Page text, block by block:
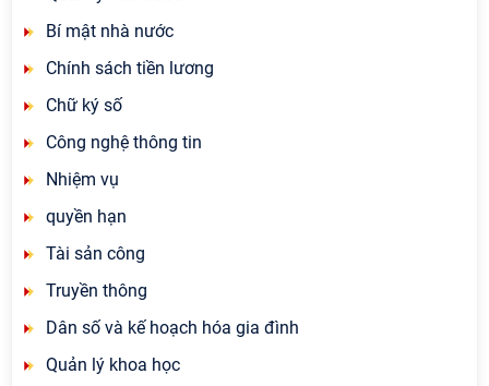
Bí mật nhà nước
Chính sách tiền lương
Chữ ký số
Công nghệ thông tin
Nhiệm vụ
quyền hạn
Tài sản công
Truyền thông
Dân số và kế hoạch hóa gia đình
Quản lý khoa học